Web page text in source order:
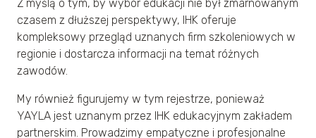
Z myślą o tym, by wybór edukacji nie był zmarnowanym
czasem z dłuższej perspektywy, IHK oferuje
kompleksowy przegląd uznanych firm szkoleniowych w
regionie i dostarcza informacji na temat różnych
zawodów.
My również figurujemy w tym rejestrze, ponieważ
YAYLA jest uznanym przez IHK edukacyjnym zakładem
partnerskim. Prowadzimy empatyczne i profesjonalne